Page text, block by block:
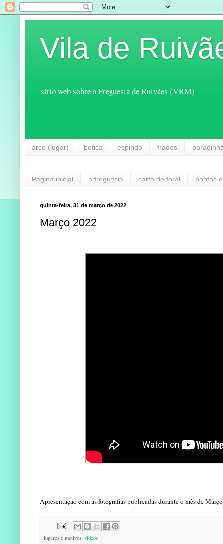
Vila de
sítio web sobre a Freguesia de Ruivães (VRM)
arco (lugar) botica espindo frades
Página inicial a freguesia carta de foral pontos
quinta-feira, 31 de março de 2022
Março 2022
Apresentação com as fotografias publicadas durante o mês de
lugares e motivos: videos